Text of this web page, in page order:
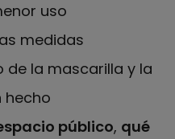
uso
medidas
de la mascarilla y la
hecho
público, qué